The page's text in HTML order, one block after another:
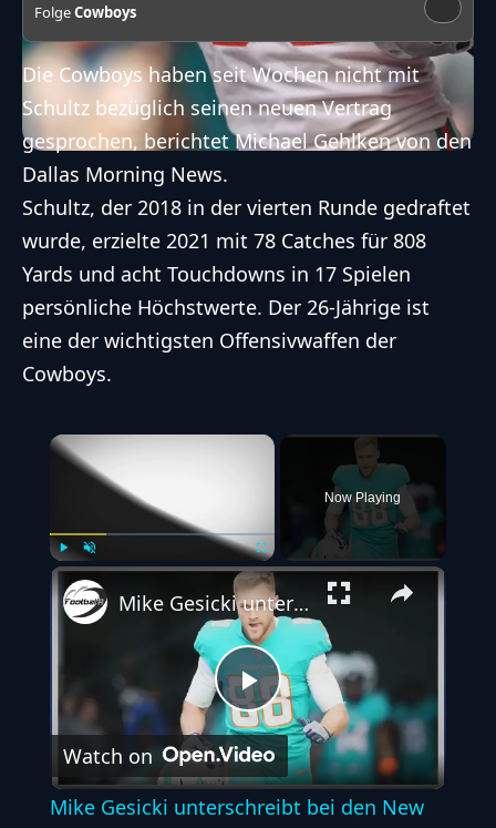
FolgeCowboys
Die Cowboys haben seit Wochen nicht mit
Schultz bezüglich seinen neuen Vertrag
gesprochen, berichtet Michael Gehlken von den
Dallas Morning News.
Schultz, der 2018 in der vierten Runde gedraftet
wurde, erzielte 2021 mit 78 Catches für 808
Yards und acht Touchdowns in 17 Spielen
persönliche Höchstwerte. Der 26-Jährige ist
eine der wichtigsten Offensivwaffen der
Cowboys.
×
Play Unmute Fullscreen
Now Playing
Play
Video
Mike Gesicki unterschreibt bei den New England Patriots
Watch on
Mike Gesicki unterschreibt bei den New